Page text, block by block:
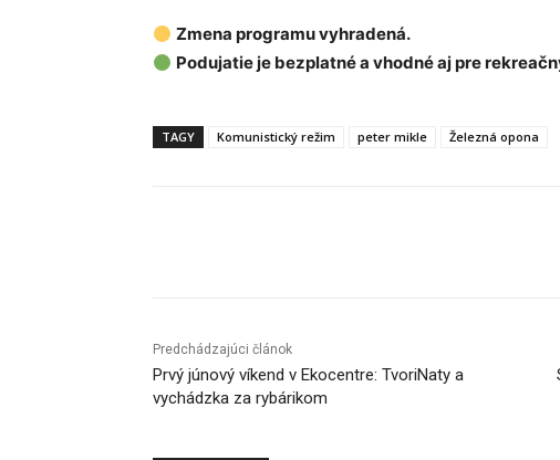
Zmena programu vyhradená.
Podujatie je bezplatné a vhodné aj pre
TAGY Komunistický režim peter mikle Železná opona
Predchádzajúci článok
Prvý júnový víkend v Ekocentre: TvoriNaty a
vychádzka za rybárikom